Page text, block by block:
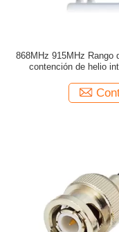
868MHz 915MHz Rango
contención de helio